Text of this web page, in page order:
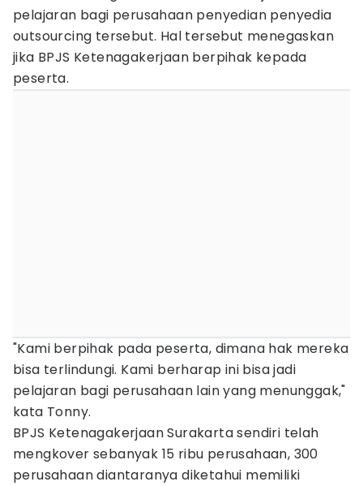
pelajaran bagi perusahaan penyedian penyedia
outsourcing tersebut. Hal tersebut menegaskan
jika BPJS Ketenagakerjaan berpihak kepada
peserta.
"Kami berpihak pada peserta, dimana hak mereka
bisa terlindungi. Kami berharap ini bisa jadi
pelajaran bagi perusahaan lain yang menunggak,"
kata Tonny.
BPJS Ketenagakerjaan Surakarta sendiri telah
mengkover sebanyak 15 ribu perusahaan, 300
perusahaan diantaranya diketahui memiliki